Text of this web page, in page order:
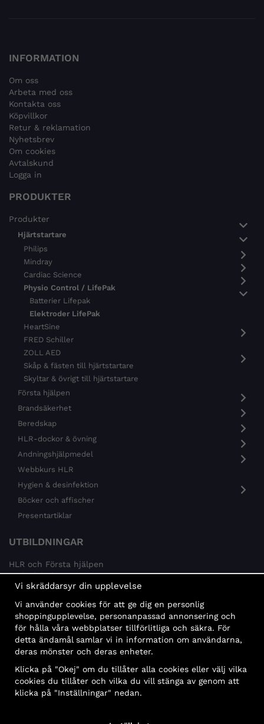
INFORMATION
Om oss
Arbeta med oss
Kontakta oss
Köpvillkor
Retur & reklamation
Nyhetsbrev
Om cookies
Avtalskund
Logga in
PRODUKTER
Produkter
Hjärtstartare
Philips
Mindray
Cardiac Science
Physio Control / LifePak
Batterier Lifepak
Elektroder LifePak
HeartSine
FRED Schiller
ZOLL AED
Skåp & fästen till hjärtstartare
Skyltar & övrigt till hjärtstartare
Första hjälpen
Brandsäkerhet
Beredskap
HLR-dockor & övning
Andningshjälpmedel
Webbkurs HLR
Hygien & desinfektion
Böcker och affischer
Presentartiklar
UTBILDNINGAR
HLR och Första hjälpen
Psykisk hälsa
Brandskydd
MÅLGRUPPER
Offentlig sektor och företag
Privatpersoner
FakturaDelbetalning
Vi skräddarsyr din upplevelse
Vi använder cookies för att ge dig en personlig
shoppingupplevelse, personanpassad annonsering och
för hålla våra webbplatser tillförlitliga och säkra. För
detta ändamål samlar vi in information om användarna,
deras mönster och deras enheter.
Klicka på "Okej" om du tillåter alla cookies eller välj vilka
cookies du tillåter och vilka du vill stänga av genom att
klicka på "Inställningar" nedan.